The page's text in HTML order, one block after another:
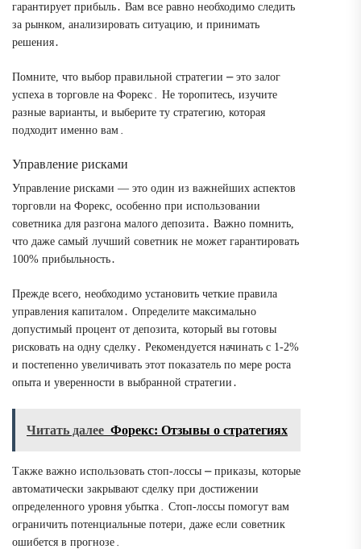
гарантирует прибыль․ Вам все равно необходимо следить
за рынком, анализировать ситуацию, и принимать
решения․
Помните, что выбор правильной стратегии ⎼ это залог
успеха в торговле на Форекс․ Не торопитесь, изучите
разные варианты, и выберите ту стратегию, которая
подходит именно вам․
Управление рисками
Управление рисками ― это один из важнейших аспектов
торговли на Форекс, особенно при использовании
советника для разгона малого депозита․ Важно помнить,
что даже самый лучший советник не может гарантировать
100% прибыльность․
Прежде всего, необходимо установить четкие правила
управления капиталом․ Определите максимально
допустимый процент от депозита, который вы готовы
рисковать на одну сделку․ Рекомендуется начинать с 1-2%
и постепенно увеличивать этот показатель по мере роста
опыта и уверенности в выбранной стратегии․
Читать далее Форекс: Отзывы о стратегиях
Также важно использовать стоп-лоссы ⎼ приказы, которые
автоматически закрывают сделку при достижении
определенного уровня убытка․ Стоп-лоссы помогут вам
ограничить потенциальные потери, даже если советник
ошибется в прогнозе․